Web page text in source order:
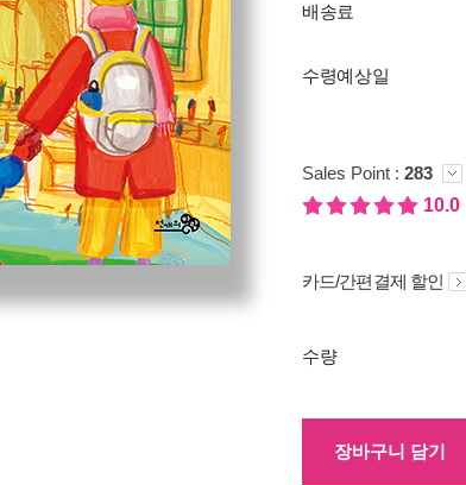
배송료
수령예상일
Sales Point : 283
10.0
카드/간편결제 할인
수량
장바구니 담기